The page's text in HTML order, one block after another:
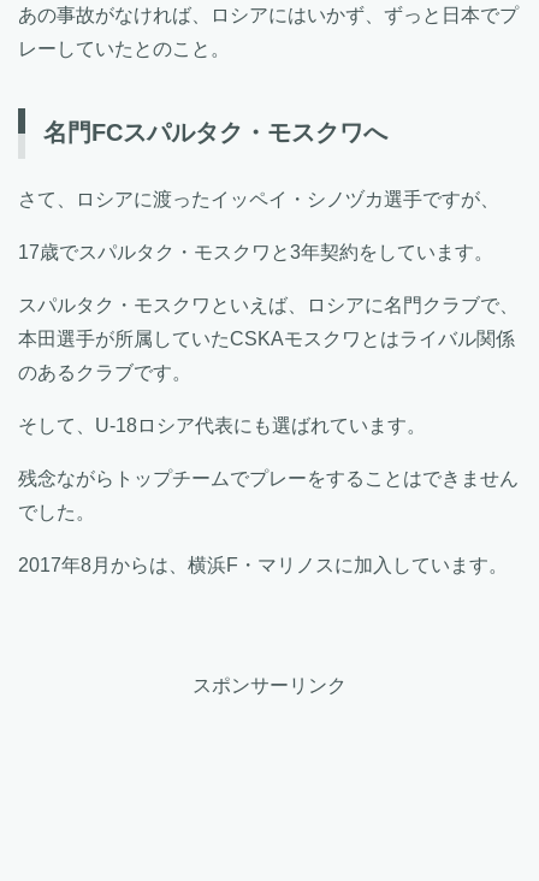
あの事故がなければ、ロシアにはいかず、ずっと日本でプ
レーしていたとのこと。
名門FCスパルタク・モスクワへ
さて、ロシアに渡ったイッペイ・シノヅカ選手ですが、
17歳でスパルタク・モスクワと3年契約をしています。
スパルタク・モスクワといえば、ロシアに名門クラブで、
本田選手が所属していたCSKAモスクワとはライバル関係
のあるクラブです。
そして、U-18ロシア代表にも選ばれています。
残念ながらトップチームでプレーをすることはできません
でした。
2017年8月からは、横浜F・マリノスに加入しています。
スポンサーリンク